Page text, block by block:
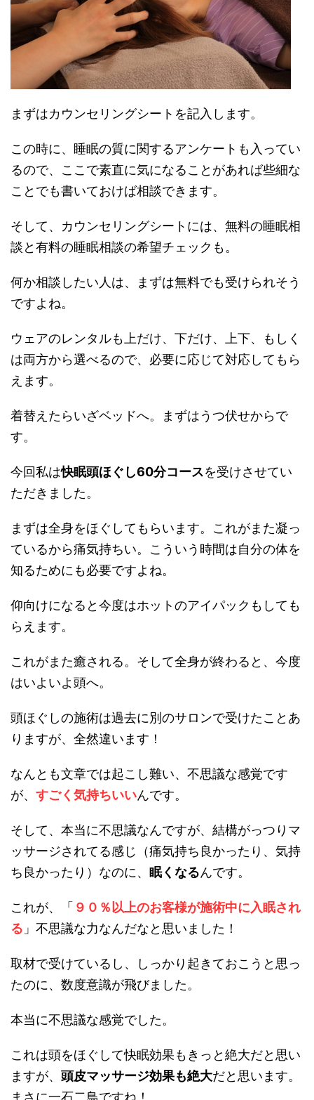
まずはカウンセリングシートを記入します。
この時に、睡眠の質に関するアンケートも入ってい
るので、ここで素直に気になることがあれば些細な
ことでも書いておけば相談できます。
そして、カウンセリングシートには、無料の睡眠相
談と有料の睡眠相談の希望チェックも。
何か相談したい人は、まずは無料でも受けられそう
ですよね。
ウェアのレンタルも上だけ、下だけ、上下、もしく
は両方から選べるので、必要に応じて対応してもら
えます。
着替えたらいざベッドへ。まずはうつ伏せからで
す。
今回私は快眠頭ほぐし60分コースを受けさせてい
ただきました。
まずは全身をほぐしてもらいます。これがまた凝っ
ているから痛気持ちい。こういう時間は自分の体を
知るためにも必要ですよね。
仰向けになると今度はホットのアイパックもしても
らえます。
これがまた癒される。そして全身が終わると、今度
はいよいよ頭へ。
頭ほぐしの施術は過去に別のサロンで受けたことあ
りますが、全然違います！
なんとも文章では起こし難い、不思議な感覚です
が、 すごく気持ちいいんです。
そして、本当に不思議なんですが、結構がっつりマ
ッサージされてる感じ（痛気持ち良かったり、気持
ち良かったり）なのに、 眠くなるんです。
これが、「 ９０％以上のお客様が施術中に入眠され
る 」不思議な力なんだなと思いました！
取材で受けているし、しっかり起きておこうと思っ
たのに、数度意識が飛びました。
本当に不思議な感覚でした。
これは頭をほぐして快眠効果もきっと絶大だと思い
ますが、 頭皮マッサージ効果も絶大だと思います。
まさに一石二鳥ですね！